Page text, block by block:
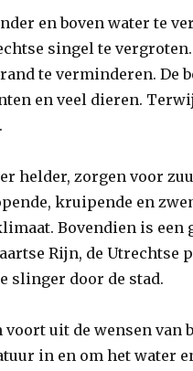
en boven water te
singel te
te verminderen. De
en veel dieren.
helder, zorgen voor
kruipende en
Bovendien is
Rijn, de Utrechtse
slinger door de stad.
uit de wensen van
in en om het water